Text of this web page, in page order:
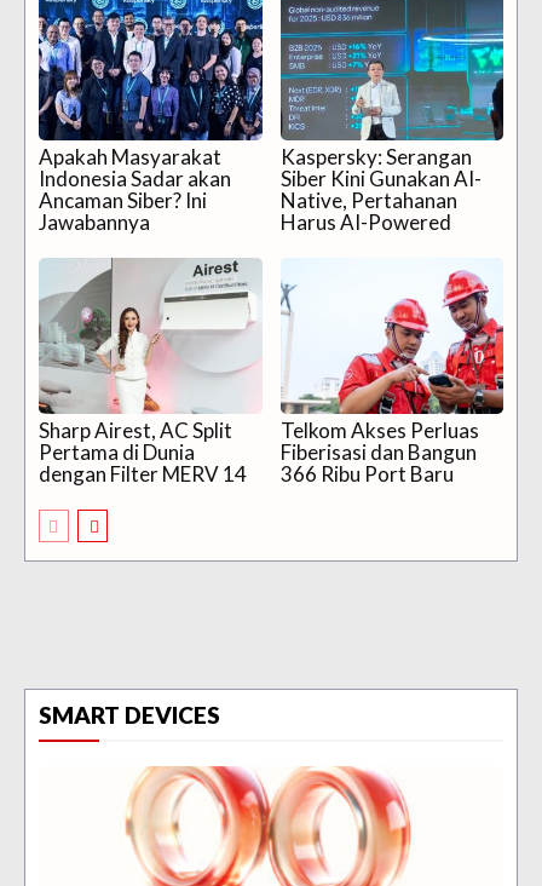
Apakah Masyarakat
Indonesia Sadar akan
Ancaman Siber? Ini
Jawabannya
Kaspersky: Serangan
Siber Kini Gunakan AI-
Native, Pertahanan
Harus AI-Powered
Sharp Airest, AC Split
Pertama di Dunia
dengan Filter MERV 14
Telkom Akses Perluas
Fiberisasi dan Bangun
366 Ribu Port Baru
SMART DEVICES